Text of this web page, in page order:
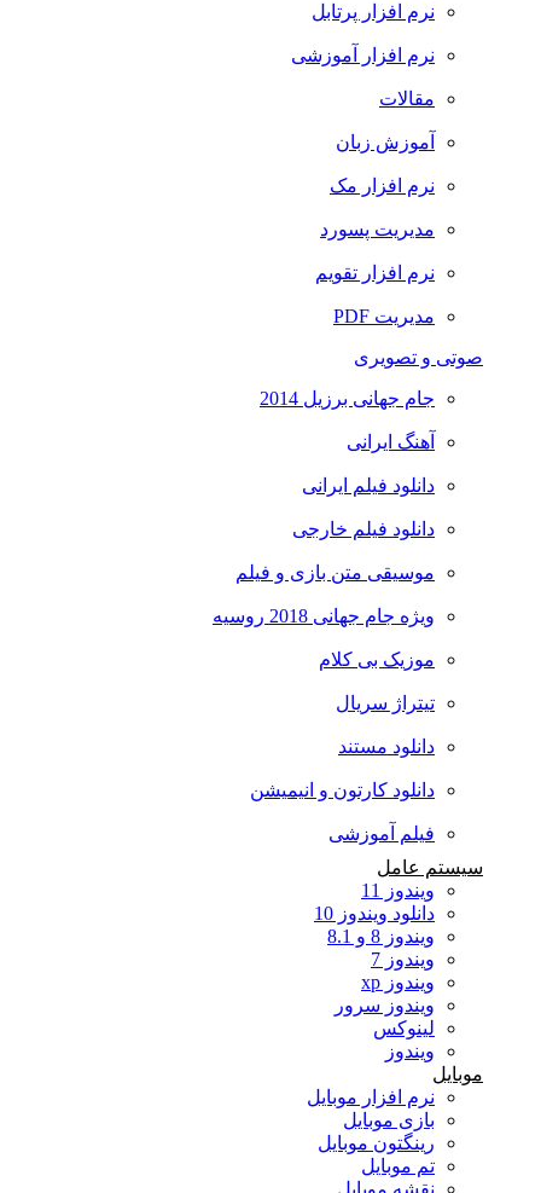
نرم افزار پرتابل
نرم افزار آموزشی
مقالات
آموزش زبان
نرم افزار مک
مدیریت پسورد
نرم افزار تقویم
مدیریت PDF
صوتی و تصویری
جام جهانی برزیل 2014
آهنگ ایرانی
دانلود فیلم ایرانی
دانلود فیلم خارجی
موسیقی متن بازی و فیلم
ویژه جام جهانی 2018 روسیه
موزیک بی کلام
تیتراژ سریال
دانلود مستند
دانلود کارتون و انیمیشن
فیلم آموزشی
سیستم عامل
ویندوز 11
دانلود ویندوز 10
ویندوز 8 و 8.1
ویندوز 7
ویندوز xp
ویندوز سرور
لینوکس
ویندوز
موبایل
نرم افزار موبایل
بازی موبایل
رینگتون موبایل
تم موبایل
نقشه موبایل